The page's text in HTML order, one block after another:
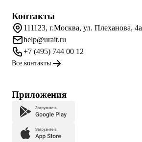
Контакты
111123, г.Москва, ул. Плеханова, 4а
help@urait.ru
+7 (495) 744 00 12
Все контакты
Приложения